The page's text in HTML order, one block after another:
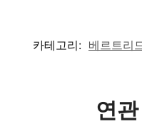
카테고리: 베르트리
연